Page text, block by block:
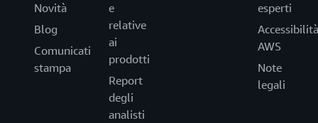
Novità
Blog
Comunicati
stampa
e
relative
ai
prodotti
Report
degli
analisti
esperti
Accessibilità
AWS
Note
legali